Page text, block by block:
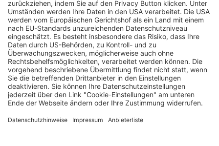
Freiburger Start-up schießt zweiten
Satelliten ins Weltall
Matthias Joers 01.07.2025